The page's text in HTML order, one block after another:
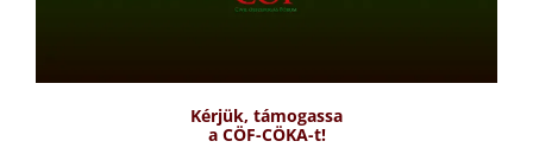
Kérjük, támogassa
a CÖF-CÖKA-t!